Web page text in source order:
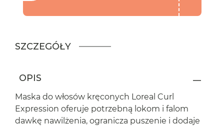
SZCZEGÓŁY
OPIS
Maska do włosów kręconych Loreal Curl
Expression oferuje potrzebną lokom i falom
dawkę nawilżenia, ogranicza puszenie i dodaje